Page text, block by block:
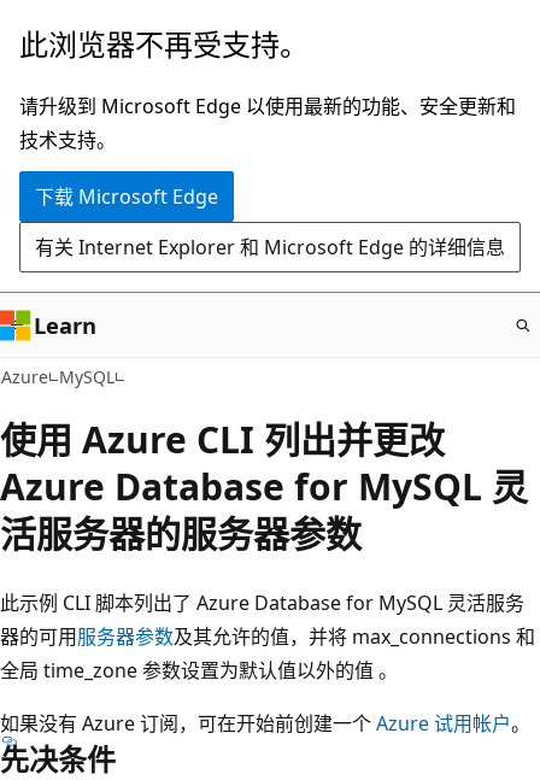
跳
主
要
内
此浏览器不再受支持。
请升级到 Microsoft Edge 以使用最新的功能、安全更新和
技术支持。
下载 Microsoft Edge
有关 Internet Explorer 和 Microsoft Edge 的详细信息
Learn
Azure MySQL
使用 Azure CLI 列出并更改
Azure Database for MySQL 灵
活服务器的服务器参数
此示例 CLI 脚本列出了 Azure Database for MySQL 灵活服务
器的可用服务器参数及其允许的值，并将 max_connections 和
全局 time_zone 参数设置为默认值以外的值 。
如果没有 Azure 订阅，可在开始前创建一个Azure 试用帐户。
先决条件